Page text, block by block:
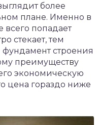
более
плане. Именно в
всего попадает
стекает, тем
строения
преимуществу
экономическую
цена гораздо ниже